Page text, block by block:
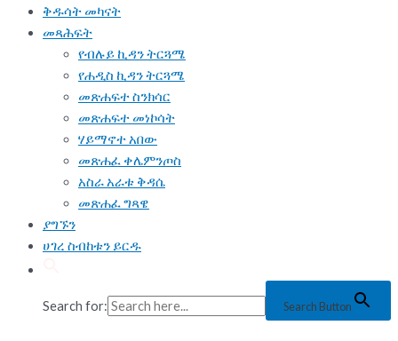
ቅዱሳት መካናት
መጻሕፍት
የብሉይ ኪዳን ትርጓሜ
የሐዲስ ኪዳን ትርጓሜ
መጽሐፍተ ስንክሳር
መጽሐፍተ መነኮሳት
ሃይማኖተ አበው
መጽሐፈ ቀሌምንጦስ
አስራ አራቱ ቅዳሴ
መጽሐፈ ግጻዌ
ያግኙን
ሀገረ ስብከቱን ይርዱ
Search for: Search Button